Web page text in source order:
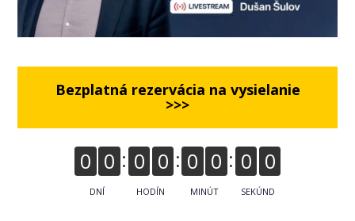
Bezplatná rezervácia na vysielanie
>>>
0 0
DNÍ
0 0
HODÍN
0 0
MINÚT
0 0
SEKÚND